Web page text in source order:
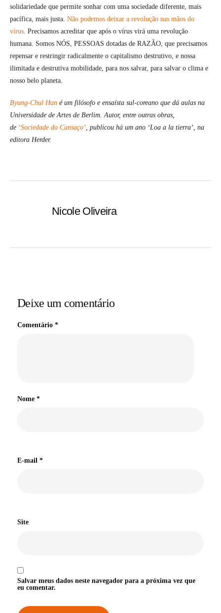
solidariedade que permite sonhar com uma sociedade diferente, mais
pacífica, mais justa. Não podemos deixar a revolução nas mãos do
vírus. Precisamos acreditar que após o vírus virá uma revolução
humana. Somos NÓS, PESSOAS dotadas de RAZÃO, que precisamos
repensar e restringir radicalmente o capitalismo destrutivo, e nossa
ilimitada e destrutiva mobilidade, para nos salvar, para salvar o clima e
nosso belo planeta.
Byung-Chul Han é um filósofo e ensaísta sul-coreano que dá aulas na
Universidade de Artes de Berlim. Autor, entre outras obras,
de ‘Sociedade do Cansaço’, publicou há um ano ‘Loa a la tierra’, na
editora Herder.
Nicole Oliveira
Deixe um comentário
Comentário *
Nome *
E-mail *
Site
Salvar meus dados neste navegador para a próxima vez que
eu comentar.